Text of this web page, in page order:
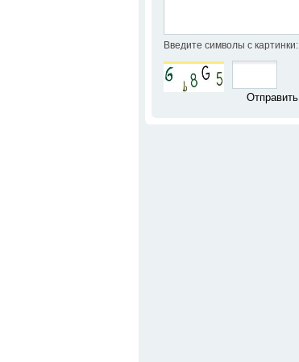
Введите символы с картинки: